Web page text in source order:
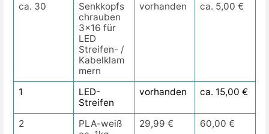
ca. 30
Senkkopfs
chrauben
3x16 für
LED
Streifen- /
Kabelklam
mern
vorhanden ca. 5,00 €
1
LED-
Streifen
vorhanden ca. 15,00 €
2
PLA-weiß
29,99 € 60,00 €